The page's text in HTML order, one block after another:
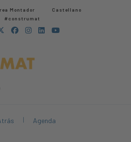
Montador
Castellano
#construmat
| Agenda